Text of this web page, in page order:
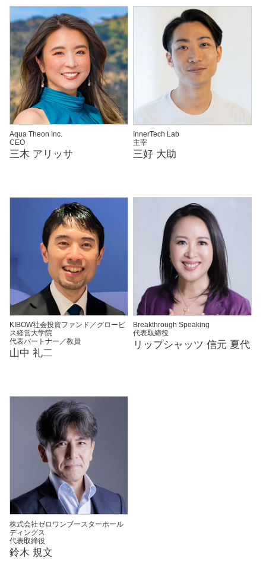
Aqua Theon Inc.
CEO
三木 アリッサ
InnerTech Lab
主宰
三好 大助
KIBOW社会投資ファンド／グロービ
ス経営大学院
代表パートナー／教員
山中 礼二
Breakthrough Speaking
代表取締役
リップシャッツ 信元 夏代
株式会社ゼロワンブースターホール
ディングス
代表取締役
鈴木 規文